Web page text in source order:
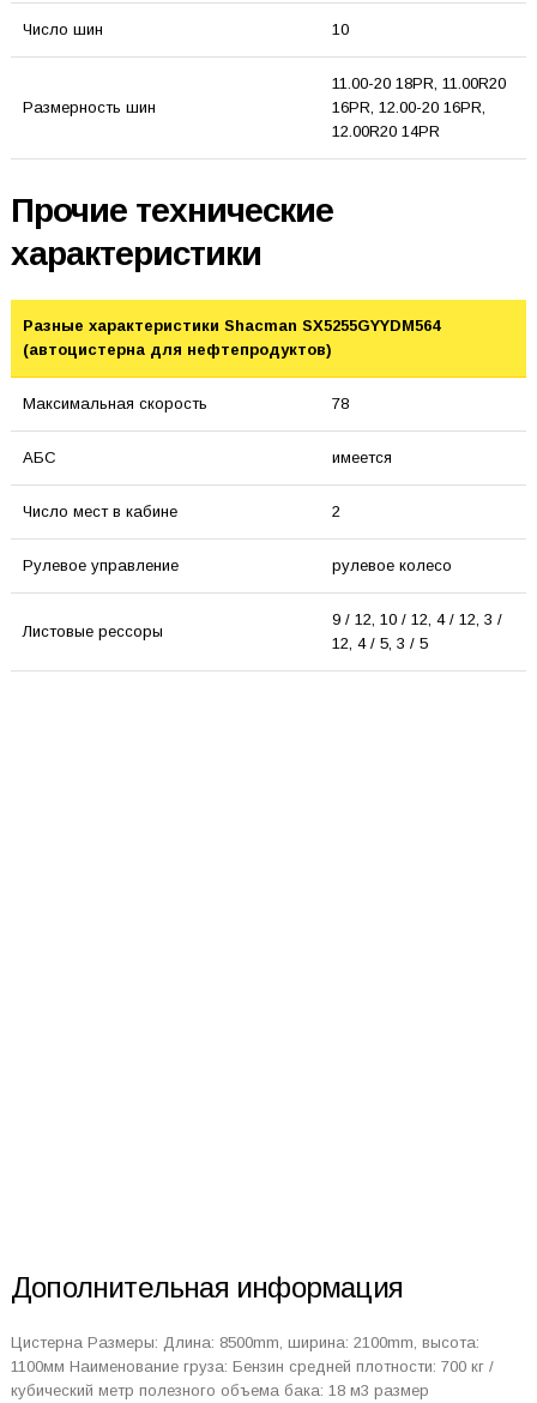
Число шин 10
Размерность шин
11.00-20 18PR, 11.00R20
16PR, 12.00-20 16PR,
12.00R20 14PR
Прочие технические
характеристики
Разные характеристики Shacman SX5255GYYDM564
(автоцистерна для нефтепродуктов)
Максимальная скорость 78
АБС имеется
Число мест в кабине 2
Рулевое управление рулевое колесо
Листовые рессоры
9 / 12, 10 / 12, 4 / 12, 3 /
12, 4 / 5, 3 / 5
Дополнительная информация
Цистерна Размеры: Длина: 8500mm, ширина: 2100mm, высота:
1100мм Наименование груза: Бензин средней плотности: 700 кг /
кубический метр полезного объема бака: 18 м3 размер